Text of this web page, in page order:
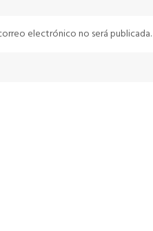
electrónico no será publicada.